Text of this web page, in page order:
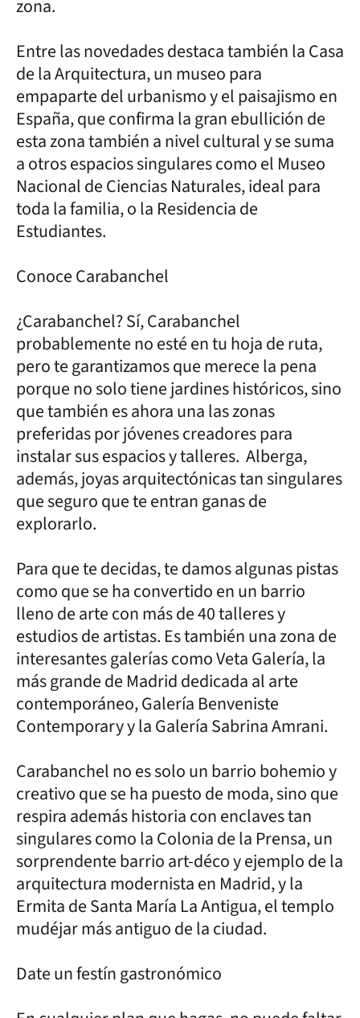
zona.
Entre las novedades destaca también la Casa
de la Arquitectura, un museo para
empaparte del urbanismo y el paisajismo en
España, que confirma la gran ebullición de
esta zona también a nivel cultural y se suma
a otros espacios singulares como el Museo
Nacional de Ciencias Naturales, ideal para
toda la familia, o la Residencia de
Estudiantes.
Conoce Carabanchel
¿Carabanchel? Sí, Carabanchel
probablemente no esté en tu hoja de ruta,
pero te garantizamos que merece la pena
porque no solo tiene jardines históricos, sino
que también es ahora una las zonas
preferidas por jóvenes creadores para
instalar sus espacios y talleres. Alberga,
además, joyas arquitectónicas tan singulares
que seguro que te entran ganas de
explorarlo.
Para que te decidas, te damos algunas pistas
como que se ha convertido en un barrio
lleno de arte con más de 40 talleres y
estudios de artistas. Es también una zona de
interesantes galerías como Veta Galería, la
más grande de Madrid dedicada al arte
contemporáneo, Galería Benveniste
Contemporary y la Galería Sabrina Amrani.
Carabanchel no es solo un barrio bohemio y
creativo que se ha puesto de moda, sino que
respira además historia con enclaves tan
singulares como la Colonia de la Prensa, un
sorprendente barrio art-déco y ejemplo de la
arquitectura modernista en Madrid, y la
Ermita de Santa María La Antigua, el templo
mudéjar más antiguo de la ciudad.
Date un festín gastronómico